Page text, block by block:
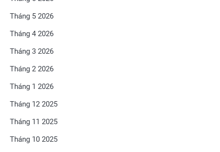
Tháng 5 2026
Tháng 4 2026
Tháng 3 2026
Tháng 2 2026
Tháng 1 2026
Tháng 12 2025
Tháng 11 2025
Tháng 10 2025